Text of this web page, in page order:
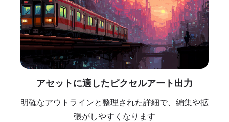
アセットに適したピクセルアート出力
明確なアウトラインと整理された詳細で、編集や拡
張がしやすくなります